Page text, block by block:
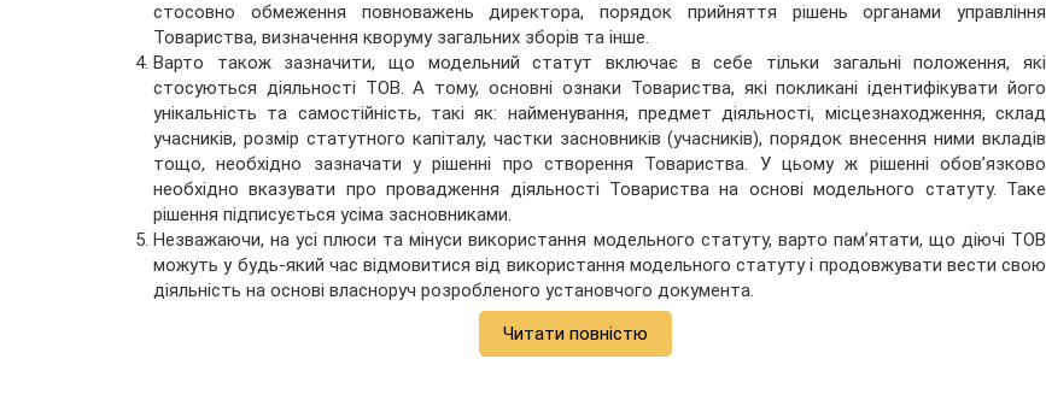
стосовно обмеження повноважень директора, порядок прийняття рішень органами управління
Товариства, визначення кворуму загальних зборів та інше.
Варто також зазначити, що модельний статут включає в себе тільки загальні положення, які
стосуються діяльності ТОВ. А тому, основні ознаки Товариства, які покликані ідентифікувати його
унікальність та самостійність, такі як: найменування, предмет діяльності, місцезнаходження, склад
учасників, розмір статутного капіталу, частки засновників (учасників), порядок внесення ними вкладів
тощо, необхідно зазначати у рішенні про створення Товариства. У цьому ж рішенні обов’язково
необхідно вказувати про провадження діяльності Товариства на основі модельного статуту. Таке
рішення підписується усіма засновниками.
Незважаючи, на усі плюси та мінуси використання модельного статуту, варто пам’ятати, що діючі ТОВ
можуть у будь-який час відмовитися від використання модельного статуту і продовжувати вести свою
діяльність на основі власноруч розробленого установчого документа.
Читати повністю